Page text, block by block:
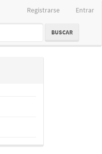
Registrarse Entrar
BUSCAR